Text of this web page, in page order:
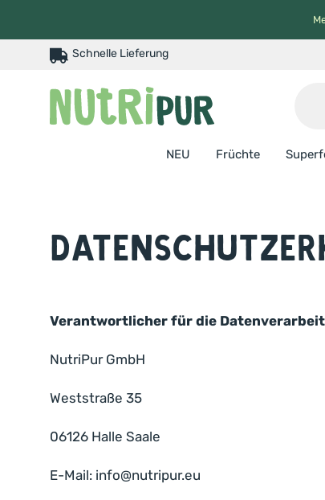
Schnelle Lieferung
NEU Früchte
Verantwortlicher für die
NutriPur GmbH
Weststraße 35
06126 Halle Saale
E-Mail: info@nutripur.eu